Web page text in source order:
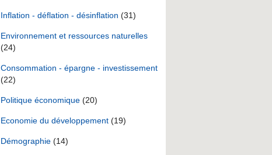
Inflation - déflation - désinflation (31)
Environnement et ressources naturelles
(24)
Consommation - épargne - investissement
(22)
Politique économique (20)
Economie du développement (19)
Démographie (14)